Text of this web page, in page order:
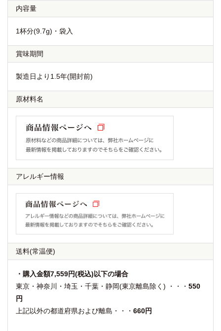
内容量
1杯分(9.7g)・袋入
賞味期間
製造日より1.5年(開封前)
原材料名
アレルギー情報
送料(常温便)
・購入金額7,559円(税込)以下の場合
東京・神奈川・埼玉・千葉・静岡(東京離島除く) ・・・ 550
円
上記以外の都道府県および離島・・・ 660円